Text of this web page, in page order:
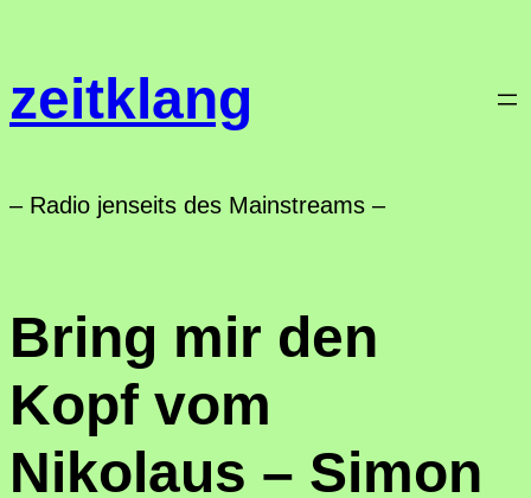
springen
zeitklang
– Radio jenseits des Mainstreams –
Bring mir den
Kopf vom
Nikolaus – Simon